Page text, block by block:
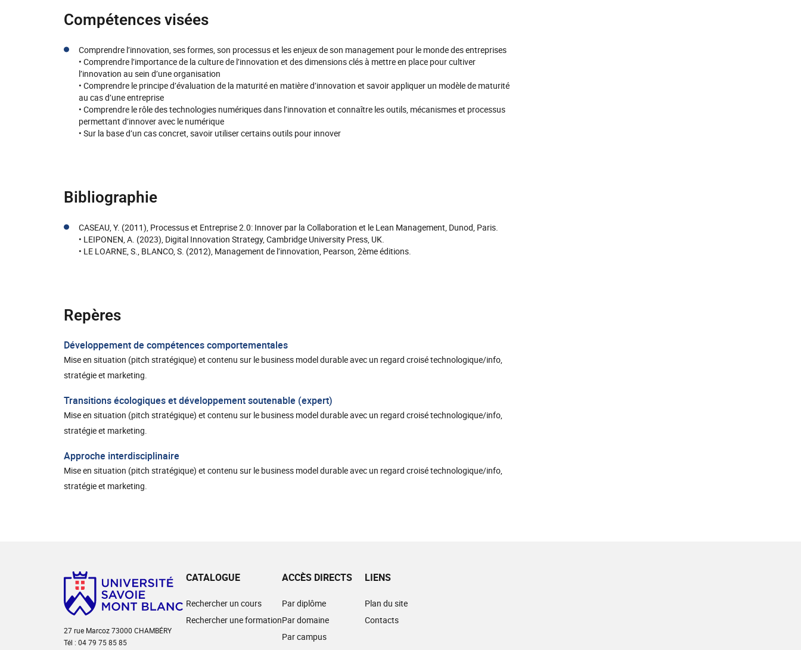
Compétences visées
Comprendre l’innovation, ses formes, son processus et les enjeux de son management pour le monde des entreprises
• Comprendre l’importance de la culture de l’innovation et des dimensions clés à mettre en place pour cultiver
l’innovation au sein d’une organisation
• Comprendre le principe d’évaluation de la maturité en matière d’innovation et savoir appliquer un modèle de maturité
au cas d’une entreprise
• Comprendre le rôle des technologies numériques dans l’innovation et connaître les outils, mécanismes et processus
permettant d’innover avec le numérique
• Sur la base d’un cas concret, savoir utiliser certains outils pour innover
Bibliographie
CASEAU, Y. (2011), Processus et Entreprise 2.0: Innover par la Collaboration et le Lean Management, Dunod, Paris.
• LEIPONEN, A. (2023), Digital Innovation Strategy, Cambridge University Press, UK.
• LE LOARNE, S., BLANCO, S. (2012), Management de l’innovation, Pearson, 2ème éditions.
Repères
Développement de compétences comportementales
Mise en situation (pitch stratégique) et contenu sur le business model durable avec un regard croisé technologique/info,
stratégie et marketing.
Transitions écologiques et développement soutenable (expert)
Mise en situation (pitch stratégique) et contenu sur le business model durable avec un regard croisé technologique/info,
stratégie et marketing.
Approche interdisciplinaire
Mise en situation (pitch stratégique) et contenu sur le business model durable avec un regard croisé technologique/info,
stratégie et marketing.
27 rue Marcoz 73000 CHAMBÉRY
Tél : 04 79 75 85 85
CATALOGUE
Rechercher un cours
Rechercher une formation
ACCÈS DIRECTS
Par diplôme
Par domaine
Par campus
LIENS
Plan du site
Contacts